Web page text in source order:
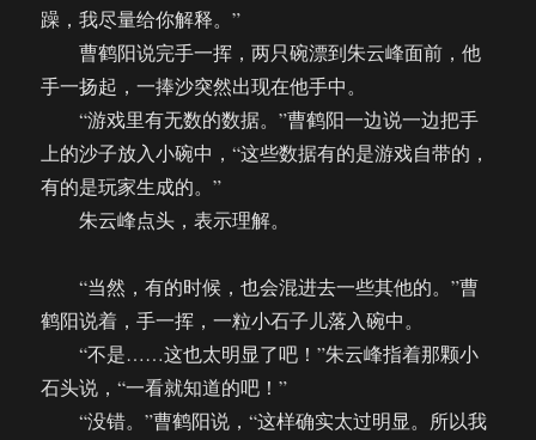
躁，我尽量给你解释。”
曹鹤阳说完手一挥，两只碗漂到朱云峰面前，他
手一扬起，一捧沙突然出现在他手中。
“游戏里有无数的数据。”曹鹤阳一边说一边把手
上的沙子放入小碗中，“这些数据有的是游戏自带的，
有的是玩家生成的。”
朱云峰点头，表示理解。
“当然，有的时候，也会混进去一些其他的。”曹
鹤阳说着，手一挥，一粒小石子儿落入碗中。
“不是……这也太明显了吧！”朱云峰指着那颗小
石头说，“一看就知道的吧！”
“没错。”曹鹤阳说，“这样确实太过明显。所以我